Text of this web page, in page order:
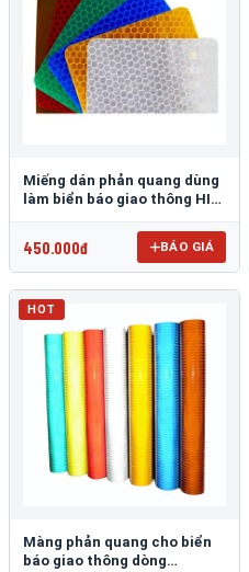
Miếng dán phản quang dùng
làm biển báo giao thông HIP
450.000đ BÁO GIÁ
HOT
Màng phản quang cho biển
báo giao thông dòng